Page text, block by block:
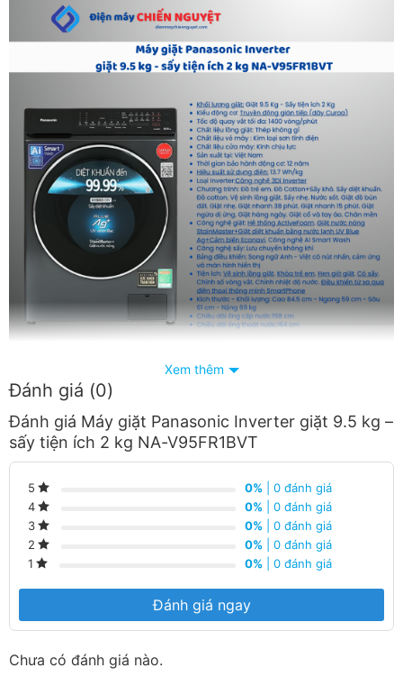
Máy giặt Panasonic Inverter 9.5 Kg NA-V95FR1BVT là
loại máy giặt lồng ngang giặt mạnh mẽ, hiệu quả nhờ
công nghệ giặt diệt khuẩn Blue Ag+, công nghệ giặt
thông minh 3Di Inverter, giặt nước nóng,… bảo vệ an
toàn cho làn da nhạy cảm.
Xem thêm
Đánh giá (0)
Đánh giá Máy giặt Panasonic Inverter giặt 9.5 kg –
sấy tiện ích 2 kg NA-V95FR1BVT
5 0% | 0 đánh giá
4
0% | 0 đánh giá
3
0% | 0 đánh giá
2
0% | 0 đánh giá
1
0% | 0 đánh giá
Đánh giá ngay
Chưa có đánh giá nào.